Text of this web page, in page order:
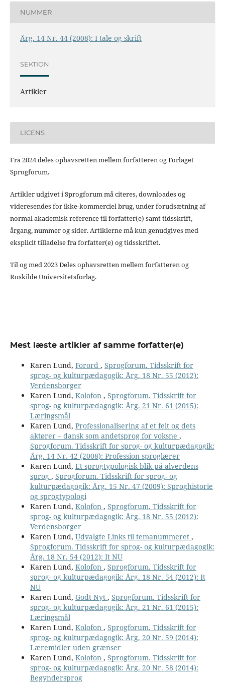
NUMMER
Årg. 14 Nr. 44 (2008): I tale og skrift
SEKTION
Artikler
LICENS
Fra 2024 deles ophavsretten mellem forfatteren og Forlaget
Sprogforum.
Artikler udgivet i Sprogforum må citeres, downloades og
videresendes for ikke-kommerciel brug, under forudsætning af
normal akademisk reference til forfatter(e) samt tidsskrift,
årgang, nummer og sider. Artiklerne må kun genudgives med
eksplicit tilladelse fra forfatter(e) og tidsskriftet.
Til og med 2023 Deles ophavsretten mellem forfatteren og
Roskilde Universitetsforlag.
Mest læste artikler af samme forfatter(e)
Karen Lund, Forord , Sprogforum. Tidsskrift for
sprog- og kulturpædagogik: Årg. 18 Nr. 55 (2012):
Verdensborger
Karen Lund, Kolofon , Sprogforum. Tidsskrift for
sprog- og kulturpædagogik: Årg. 21 Nr. 61 (2015):
Læringsmål
Karen Lund, Professionalisering af et felt og dets
aktører – dansk som andetsprog for voksne ,
Sprogforum. Tidsskrift for sprog- og kulturpædagogik:
Årg. 14 Nr. 42 (2008): Profession sproglærer
Karen Lund, Et sprogtypologisk blik på alverdens
sprog , Sprogforum. Tidsskrift for sprog- og
kulturpædagogik: Årg. 15 Nr. 47 (2009): Sproghistorie
og sprogtypologi
Karen Lund, Kolofon , Sprogforum. Tidsskrift for
sprog- og kulturpædagogik: Årg. 18 Nr. 55 (2012):
Verdensborger
Karen Lund, Udvalgte Links til temanummeret ,
Sprogforum. Tidsskrift for sprog- og kulturpædagogik:
Årg. 18 Nr. 54 (2012): It NU
Karen Lund, Kolofon , Sprogforum. Tidsskrift for
sprog- og kulturpædagogik: Årg. 18 Nr. 54 (2012): It
NU
Karen Lund, Godt Nyt , Sprogforum. Tidsskrift for
sprog- og kulturpædagogik: Årg. 21 Nr. 61 (2015):
Læringsmål
Karen Lund, Kolofon , Sprogforum. Tidsskrift for
sprog- og kulturpædagogik: Årg. 20 Nr. 59 (2014):
Læremidler uden grænser
Karen Lund, Kolofon , Sprogforum. Tidsskrift for
sprog- og kulturpædagogik: Årg. 20 Nr. 58 (2014):
Begyndersprog